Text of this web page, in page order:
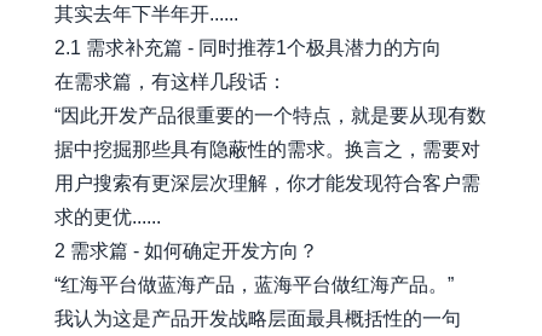
其实去年下半年开......
2.1 需求补充篇 - 同时推荐1个极具潜力的方向
在需求篇，有这样几段话：
“因此开发产品很重要的一个特点，就是要从现有数
据中挖掘那些具有隐蔽性的需求。换言之，需要对
用户搜索有更深层次理解，你才能发现符合客户需
求的更优......
2 需求篇 - 如何确定开发方向？
“红海平台做蓝海产品，蓝海平台做红海产品。”
我认为这是产品开发战略层面最具概括性的一句